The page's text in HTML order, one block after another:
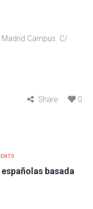
Campus. C/
Share 0
basada